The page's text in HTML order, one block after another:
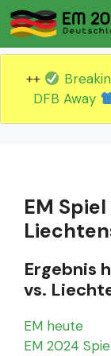
Zum
Inhalt
springen
++
DFB Away
EM
Ergebnis
vs.
EM heute
EM 2024